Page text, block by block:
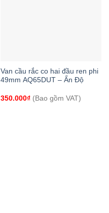
Van cầu rắc co hai đầu ren phi
49mm AQ65DUT – Ấn Độ
350.000₫(Bao gồm VAT)